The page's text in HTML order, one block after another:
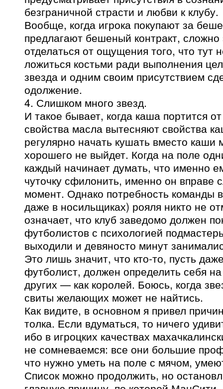
безграничной страсти и любви к клубу.
Вообще, когда игрока покупают за
предлагают бешеный контракт, сложно
отделаться от ощущения того, что тут
ложиться костьми ради выполнения
звезда и одним своим присутствием
одолжение.
4. Слишком много звезд.
И такое бывает, когда каша портится
свойства масла вытесняют свойства
регулярно начать кушать вместо каши
хорошего не выйдет. Когда на поле
каждый начинает думать, что именно
чуточку сфилонить, именно он вправе
момент. Однако потребность команды
даже в носильщиках) рояля никто не
означает, что клуб заведомо должен
футболистов с психологией
выходили и девяносто минут
Это лишь значит, что кто-то, пусть
футболист, должен определить себя
других — как королей. Боюсь, когда
свиты желающих может не найтись.
Как видите, в основном я привел
толка. Если вдуматься, то ничего
ибо в игроцких качествах
не сомневаемся: все они большие
что нужно уметь на поле с мячом,
Список можно продолжить, но